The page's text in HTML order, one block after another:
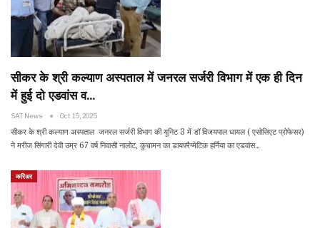
सीकर के श्री कल्याण अस्पताल में जनरल सर्जरी विभाग में एक ही दिन
में हुई दो एडवांस व…
SAT News Oct 15, 2025
सीकर के श्री कल्याण अस्पताल जनरल सर्जरी विभाग की यूनिट 3 में डॉ विजयपाल धायल ( एसोसिएट प्रोफेसर)
ने मरीज सिंगारी देवी उम्र 67 वर्ष निवासी नालोट, कुचामन का डायफ़्रैग्मेटिक हर्निया का एडवांस…
करिअर